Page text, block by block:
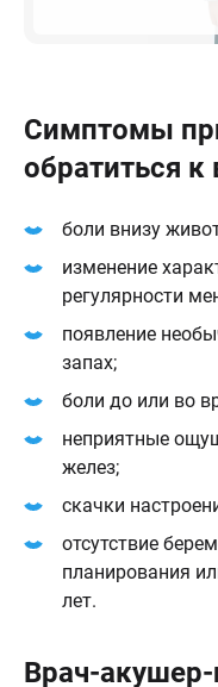
Симптомы
обратиться к
боли внизу
изменение
регулярности
появление
запах;
боли до или во
неприятные
желез;
скачки
отсутствие
планирования
лет.
Врач-